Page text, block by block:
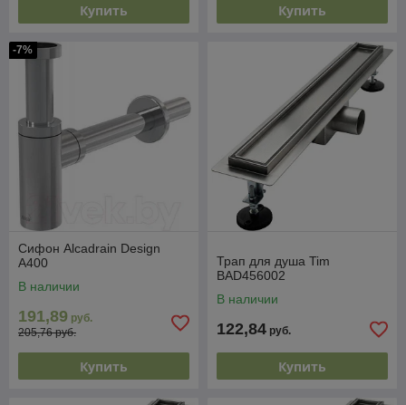
Купить Купить
-7%
Сифон Alcadrain Design
A400
В наличии
191,89 руб.
205,76 руб.
Купить
Трап для душа Tim
BAD456002
В наличии
122,84 руб.
Купить